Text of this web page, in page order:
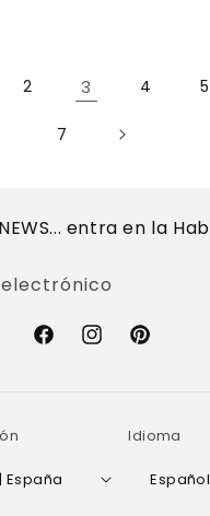
2 3 4 5
7
entra en la
FacebookInstagramPinterest
€ | España
Idioma
Español